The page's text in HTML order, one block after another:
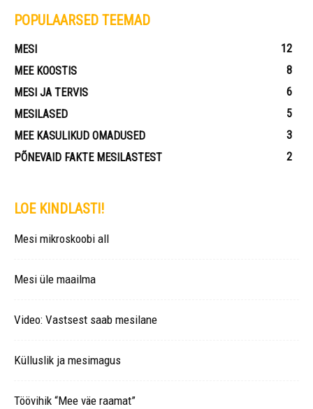
POPULAARSED TEEMAD
MESI
12
MEE KOOSTIS
8
MESI JA TERVIS
6
MESILASED
5
MEE KASULIKUD OMADUSED
3
PÕNEVAID FAKTE MESILASTEST
2
LOE KINDLASTI!
Mesi mikroskoobi all
Mesi üle maailma
Video: Vastsest saab mesilane
Külluslik ja mesimagus
Töövihik “Mee väe raamat”